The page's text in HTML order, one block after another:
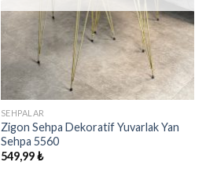
SEHPALAR
Zigon Sehpa Dekoratif Yuvarlak Yan
Sehpa 5560
549,99₺